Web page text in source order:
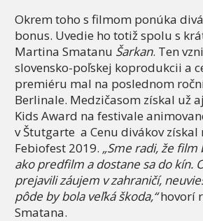
Okrem toho s filmom ponúka
bonus. Uvedie ho totiž spolu s
Martina Smatanu Šarkan. Ten
slovensko-poľskej koprodukcii a
premiéru mal na poslednom
Berlinale. Medzičasom získal už
Kids Award na festivale
v Štutgarte a Cenu divákov získal
Febiofest 2019. „Sme radi, že
ako predfilm a dostane sa do kín.
prejavili záujem v zahraničí,
pôde by bola veľká škoda,“hovorí
Smatana.